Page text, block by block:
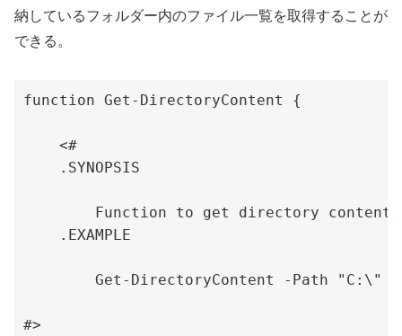
納しているフォルダー内のファイル一覧を取得することが
できる。
function Get-DirectoryContent {
    <#
    .SYNOPSIS
        Function to get directory content
    .EXAMPLE
Get-DirectoryContent -Path "C:\"
#>